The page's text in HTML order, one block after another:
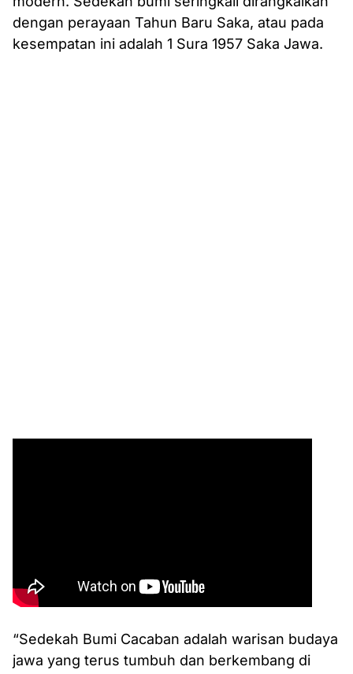
dengan perayaan Tahun Baru Saka, atau pada
kesempatan ini adalah 1 Sura 1957 Saka Jawa.
“Sedekah Bumi Cacaban adalah warisan budaya
jawa yang terus tumbuh dan berkembang di